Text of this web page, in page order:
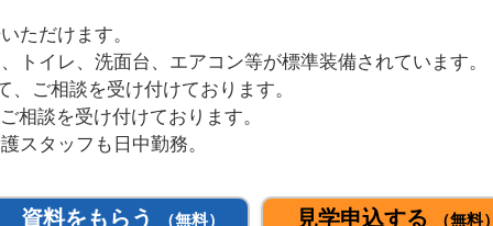
ただけます。
トイレ、洗面台、エアコン等が標準装備されています。
ご相談を受け付けております。
相談を受け付けております。
スタッフも日中勤務。
資料をもらう （無料） 見学申込する （無料